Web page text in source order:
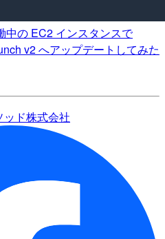
中の EC2 インスタンスで
v2 へアップデートしてみた
ッド株式会社